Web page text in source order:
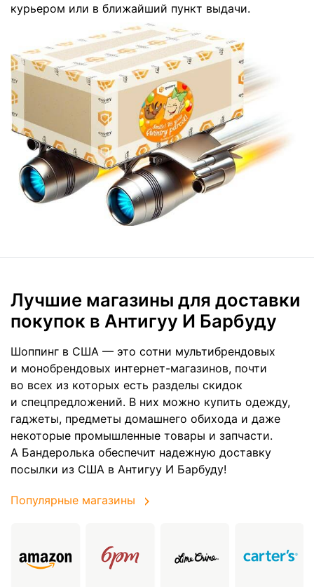
курьером или в ближайший пункт выдачи.
Лучшие магазины для доставки
покупок в Антигуу И Барбуду
Шоппинг в США — это сотни мультибрендовых
и монобрендовых интернет-магазинов, почти
во всех из которых есть разделы скидок
и спецпредложений. В них можно купить одежду,
гаджеты, предметы домашнего обихода и даже
некоторые промышленные товары и запчасти.
А Бандеролька обеспечит надежную доставку
посылки из США в Антигуу И Барбуду!
Популярные магазины